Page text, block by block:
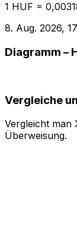
1 HUF =
8. Aug. 2026,
Diagramm –
Vergleiche
Vergleicht man
Überweisung.